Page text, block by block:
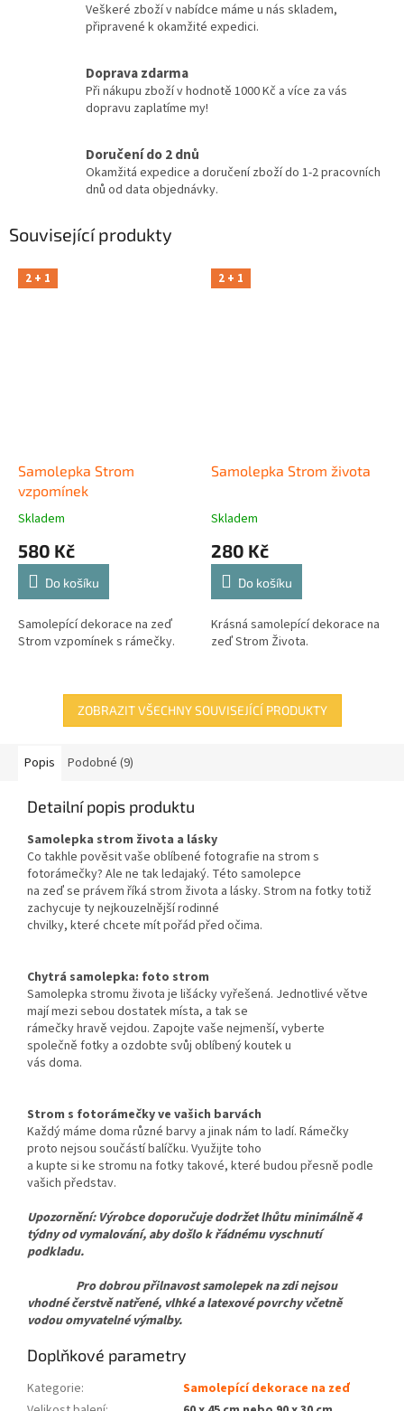
Veškeré zboží v nabídce máme u nás skladem,
připravené k okamžité expedici.
Doprava zdarma
Při nákupu zboží v hodnotě 1000 Kč a více za vás
dopravu zaplatíme my!
Doručení do 2 dnů
Okamžitá expedice a doručení zboží do 1-2 pracovních
dnů od data objednávky.
Související produkty
2 + 1
Samolepka Strom
vzpomínek
Skladem
580 Kč
Do košíku
Samolepící dekorace na zeď
Strom vzpomínek s rámečky.
2 + 1
Samolepka Strom života
Skladem
280 Kč
Do košíku
Krásná samolepící dekorace na
zeď Strom Života.
ZOBRAZIT VŠECHNY SOUVISEJÍCÍ PRODUKTY
Popis Podobné (9)
Detailní popis produktu
Samolepka strom života a lásky
Co takhle pověsit vaše oblíbené fotografie na strom s
fotorámečky? Ale ne tak ledajaký. Této samolepce
na zeď se právem říká strom života a lásky. Strom na fotky totiž
zachycuje ty nejkouzelnější rodinné
chvilky, které chcete mít pořád před očima.
Chytrá samolepka: foto strom
Samolepka stromu života je lišácky vyřešená. Jednotlivé větve
mají mezi sebou dostatek místa, a tak se
rámečky hravě vejdou. Zapojte vaše nejmenší, vyberte
společně fotky a ozdobte svůj oblíbený koutek u
vás doma.
Strom s fotorámečky ve vašich barvách
Každý máme doma různé barvy a jinak nám to ladí. Rámečky
proto nejsou součástí balíčku. Využijte toho
a kupte si ke stromu na fotky takové, které budou přesně podle
vašich představ.
Upozornění: Výrobce doporučuje dodržet lhůtu minimálně 4
týdny od vymalování, aby došlo k řádnému vyschnutí
podkladu.
Pro dobrou přilnavost samolepek na zdi nejsou
vhodné čerstvě natřené, vlhké a latexové povrchy včetně
vodou omyvatelné výmalby.
Doplňkové parametry
Kategorie:
Samolepící dekorace na zeď